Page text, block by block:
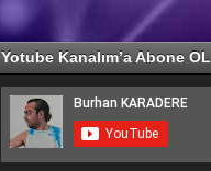
Yotube Kanalım’a Abone OL